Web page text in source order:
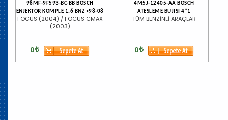
98MF-9F593-BC-BB BOSCH
ENJEKTOR KOMPLE 1.6 BNZ >98-08
FOCUS (2004) / FOCUS CMAX
(2003)
0
4M5J-12405-AA BOSCH
ATESLEME BUJISI 4*1
TÜM BENZİNLİ ARAÇLAR
0